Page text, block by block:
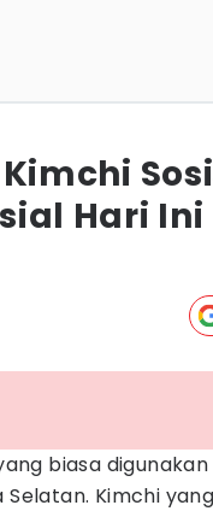
Hari Ini
biasa
Kimchi